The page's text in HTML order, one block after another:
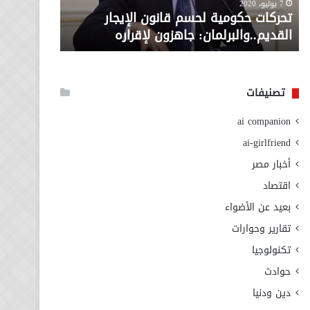
لإقراره
7 يوليو، 2020
تحركات حكومية لحسم قانون الإيجار
القديم..والبرلمان: جاهزون لإقراره
من
وزارة
الاجتماعي
تصنيفات
ai companion
ai-girlfriend
أخبار مصر
اقتصاد
بعيد عن الأضواء
تقارير وحوارات
تكنولوجيا
حوادث
دين ودنيا